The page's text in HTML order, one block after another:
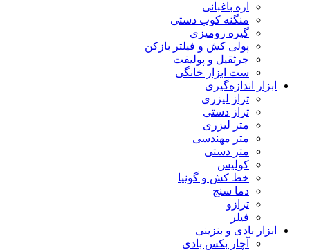
اره باغبانی
منگنه کوب دستی
گیره رومیزی
پولی کش و فیلتر بازکن
جرثقیل و پولیفت
ست ابزار خانگی
ابزار اندازه‌گیری
تراز لیزری
تراز دستی
متر لیزری
متر مهندسی
متر دستی
کولیس
خط کش و گونیا
دما سنج
ترازو
فیلر
ابزار بادی و بنزینی
آچار بکس بادی